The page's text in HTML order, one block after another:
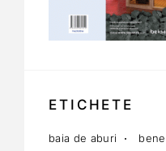
ETICHETE
baia de aburi